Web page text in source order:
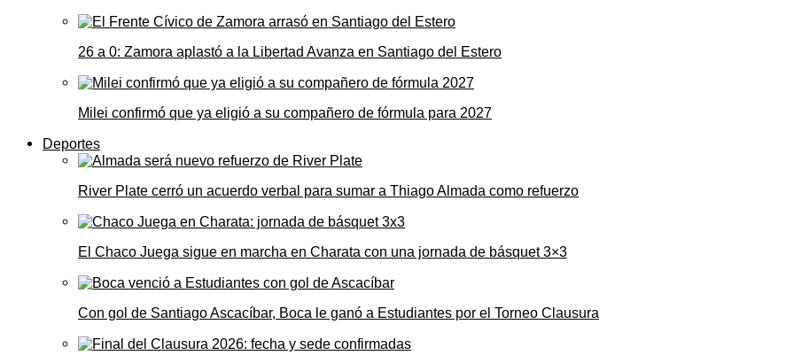
26 a 0: Zamora aplastó a la Libertad Avanza en Santiago del Estero
Milei confirmó que ya eligió a su compañero de fórmula para 2027
Deportes
River Plate cerró un acuerdo verbal para sumar a Thiago Almada como refuerzo
El Chaco Juega sigue en marcha en Charata con una jornada de básquet 3×3
Con gol de Santiago Ascacíbar, Boca le ganó a Estudiantes por el Torneo Clausura